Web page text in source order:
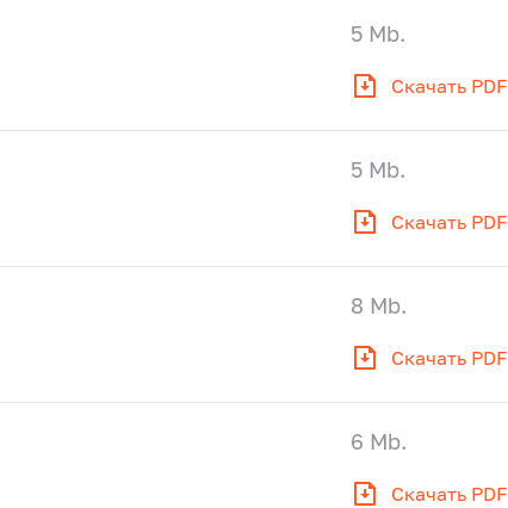
Скачать PDF
5 Mb.
Скачать PDF
5 Mb.
Скачать PDF
8 Mb.
Скачать PDF
6 Mb.